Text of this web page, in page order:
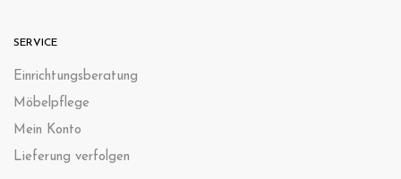
SERVICE
Einrichtungsberatung
Möbelpflege
Mein Konto
Lieferung verfolgen